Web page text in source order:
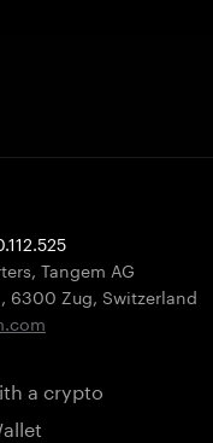
Tangem AG
, 6300 Zug, Switzerland
a crypto